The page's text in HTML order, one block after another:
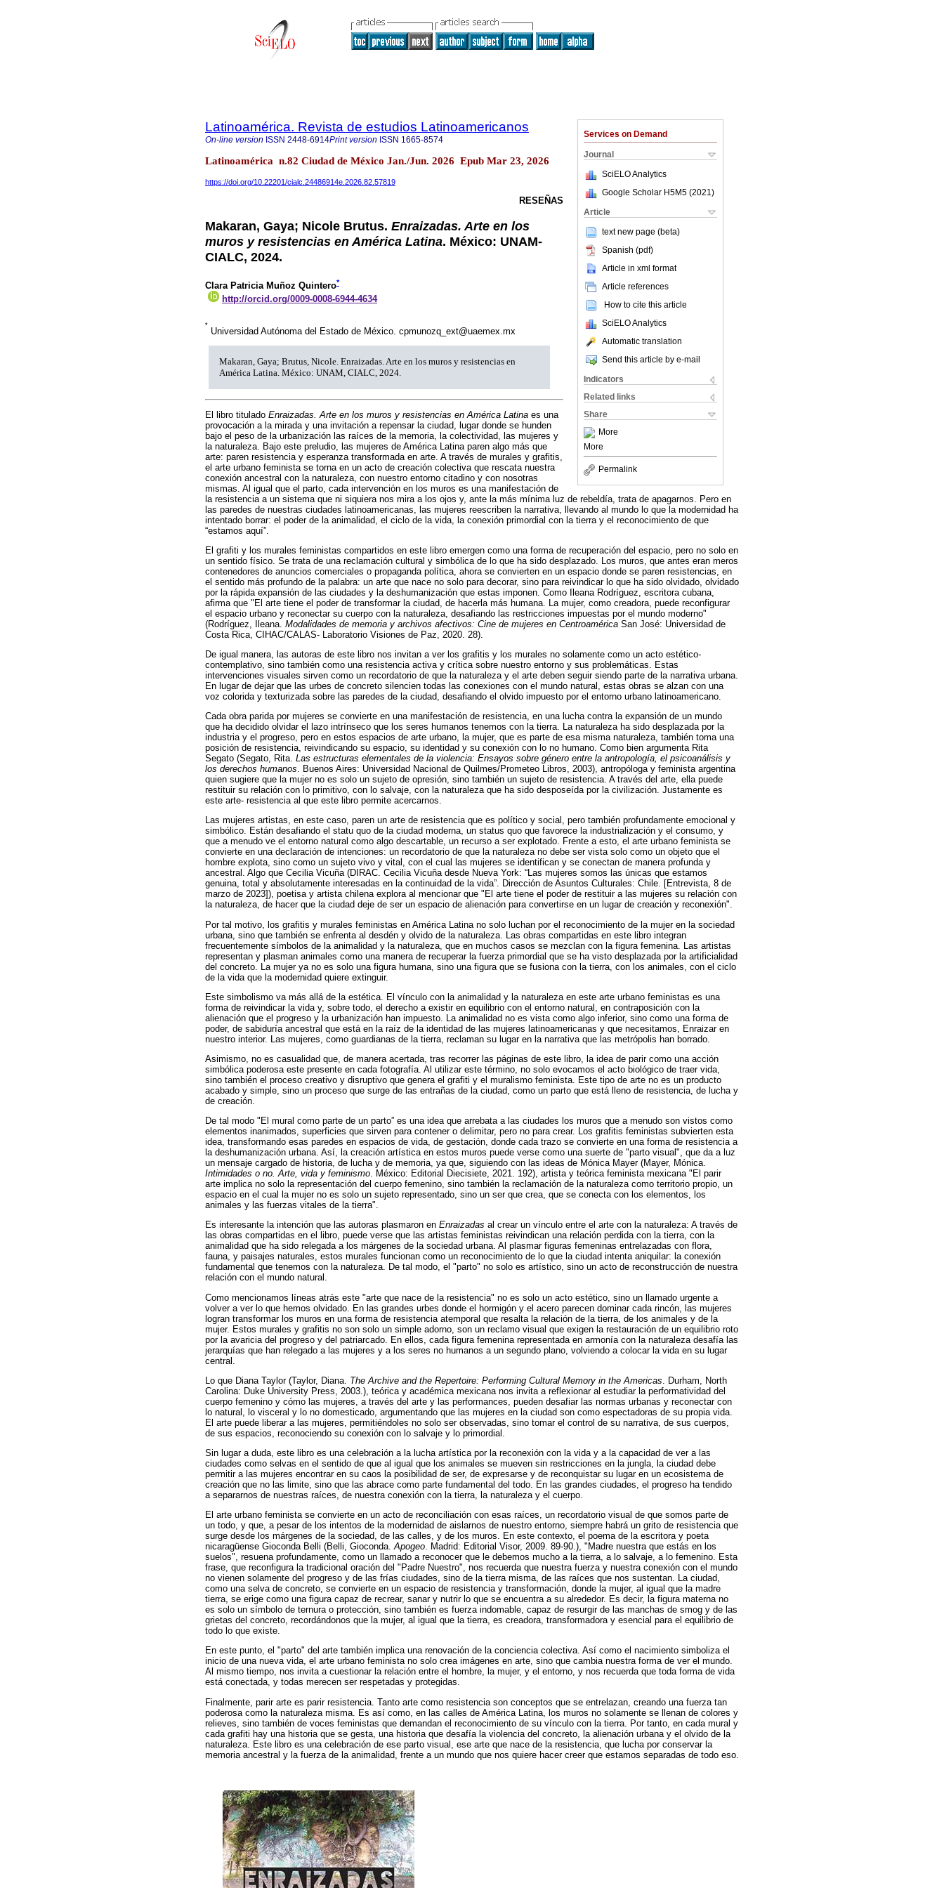
Services on Demand
Journal
SciELO Analytics
Google Scholar H5M5 (2021 )
Article
text new page (beta)
Spanish (pdf)
Article in xml format
Article references
How to cite this article
SciELO Analytics
Automatic translation
Send this article by e-mail
Indicators
Related links
Share
More
More
Permalink
Latinoamérica. Revista de estudios Latinoamericanos
On-line version ISSN 2448-6914Print version ISSN 1665-8574
Latinoamérica n.82 Ciudad de México Jan./Jun. 2026 Epub Mar 23, 2026
https://doi.org/10.22201/cialc.24486914e.2026.82.57819
RESEÑAS
Makaran, Gaya; Nicole Brutus. Enraizadas. Arte en los
muros y resistencias en América Latina. México: UNAM-
CIALC, 2024.
Clara Patricia Muñoz Quintero*
http://orcid.org/0009-0008-6944-4634
*
Universidad Autónoma del Estado de México. cpmunozq_ext@uaemex.mx
Makaran, Gaya; Brutus, Nicole. Enraizadas. Arte en los muros y resistencias en
América Latina. México: UNAM, CIALC, 2024.
El libro titulado Enraizadas. Arte en los muros y resistencias en América Latina es una
provocación a la mirada y una invitación a repensar la ciudad, lugar donde se hunden
bajo el peso de la urbanización las raíces de la memoria, la colectividad, las mujeres y
la naturaleza. Bajo este preludio, las mujeres de América Latina paren algo más que
arte: paren resistencia y esperanza transformada en arte. A través de murales y grafitis,
el arte urbano feminista se torna en un acto de creación colectiva que rescata nuestra
conexión ancestral con la naturaleza, con nuestro entorno citadino y con nosotras
mismas. Al igual que el parto, cada intervención en los muros es una manifestación de
la resistencia a un sistema que ni siquiera nos mira a los ojos y, ante la más mínima luz de rebeldía, trata de apagarnos. Pero en
las paredes de nuestras ciudades latinoamericanas, las mujeres reescriben la narrativa, llevando al mundo lo que la modernidad ha
intentado borrar: el poder de la animalidad, el ciclo de la vida, la conexión primordial con la tierra y el reconocimiento de que
“estamos aquí”.
El grafiti y los murales feministas compartidos en este libro emergen como una forma de recuperación del espacio, pero no solo en
un sentido físico. Se trata de una reclamación cultural y simbólica de lo que ha sido desplazado. Los muros, que antes eran meros
contenedores de anuncios comerciales o propaganda política, ahora se convierten en un espacio donde se paren resistencias, en
el sentido más profundo de la palabra: un arte que nace no solo para decorar, sino para reivindicar lo que ha sido olvidado, olvidado
por la rápida expansión de las ciudades y la deshumanización que estas imponen. Como Ileana Rodríguez, escritora cubana,
afirma que "El arte tiene el poder de transformar la ciudad, de hacerla más humana. La mujer, como creadora, puede reconfigurar
el espacio urbano y reconectar su cuerpo con la naturaleza, desafiando las restricciones impuestas por el mundo moderno"
(Rodríguez, Ileana. Modalidades de memoria y archivos afectivos: Cine de mujeres en Centroamérica San José: Universidad de
Costa Rica, CIHAC/CALAS- Laboratorio Visiones de Paz, 2020. 28).
De igual manera, las autoras de este libro nos invitan a ver los grafitis y los murales no solamente como un acto estético-
contemplativo, sino también como una resistencia activa y crítica sobre nuestro entorno y sus problemáticas. Estas
intervenciones visuales sirven como un recordatorio de que la naturaleza y el arte deben seguir siendo parte de la narrativa urbana.
En lugar de dejar que las urbes de concreto silencien todas las conexiones con el mundo natural, estas obras se alzan con una
voz colorida y texturizada sobre las paredes de la ciudad, desafiando el olvido impuesto por el entorno urbano latinoamericano.
Cada obra parida por mujeres se convierte en una manifestación de resistencia, en una lucha contra la expansión de un mundo
que ha decidido olvidar el lazo intrínseco que los seres humanos tenemos con la tierra. La naturaleza ha sido desplazada por la
industria y el progreso, pero en estos espacios de arte urbano, la mujer, que es parte de esa misma naturaleza, también toma una
posición de resistencia, reivindicando su espacio, su identidad y su conexión con lo no humano. Como bien argumenta Rita
Segato (Segato, Rita. Las estructuras elementales de la violencia: Ensayos sobre género entre la antropología, el psicoanálisis y
los derechos humanos. Buenos Aires: Universidad Nacional de Quilmes/Prometeo Libros, 2003), antropóloga y feminista argentina
quien sugiere que la mujer no es solo un sujeto de opresión, sino también un sujeto de resistencia. A través del arte, ella puede
restituir su relación con lo primitivo, con lo salvaje, con la naturaleza que ha sido desposeída por la civilización. Justamente es
este arte- resistencia al que este libro permite acercarnos.
Las mujeres artistas, en este caso, paren un arte de resistencia que es político y social, pero también profundamente emocional y
simbólico. Están desafiando el statu quo de la ciudad moderna, un status quo que favorece la industrialización y el consumo, y
que a menudo ve el entorno natural como algo descartable, un recurso a ser explotado. Frente a esto, el arte urbano feminista se
convierte en una declaración de intenciones: un recordatorio de que la naturaleza no debe ser vista solo como un objeto que el
hombre explota, sino como un sujeto vivo y vital, con el cual las mujeres se identifican y se conectan de manera profunda y
ancestral. Algo que Cecilia Vicuña (DIRAC. Cecilia Vicuña desde Nueva York: “Las mujeres somos las únicas que estamos
genuina, total y absolutamente interesadas en la continuidad de la vida”. Dirección de Asuntos Culturales: Chile. [Entrevista, 8 de
marzo de 2023]), poetisa y artista chilena explora al mencionar que "El arte tiene el poder de restituir a las mujeres su relación con
la naturaleza, de hacer que la ciudad deje de ser un espacio de alienación para convertirse en un lugar de creación y reconexión".
Por tal motivo, los grafitis y murales feministas en América Latina no solo luchan por el reconocimiento de la mujer en la sociedad
urbana, sino que también se enfrenta al desdén y olvido de la naturaleza. Las obras compartidas en este libro integran
frecuentemente símbolos de la animalidad y la naturaleza, que en muchos casos se mezclan con la figura femenina. Las artistas
representan y plasman animales como una manera de recuperar la fuerza primordial que se ha visto desplazada por la artificialidad
del concreto. La mujer ya no es solo una figura humana, sino una figura que se fusiona con la tierra, con los animales, con el ciclo
de la vida que la modernidad quiere extinguir.
Este simbolismo va más allá de la estética. El vínculo con la animalidad y la naturaleza en este arte urbano feministas es una
forma de reivindicar la vida y, sobre todo, el derecho a existir en equilibrio con el entorno natural, en contraposición con la
alienación que el progreso y la urbanización han impuesto. La animalidad no es vista como algo inferior, sino como una forma de
poder, de sabiduría ancestral que está en la raíz de la identidad de las mujeres latinoamericanas y que necesitamos, Enraizar en
nuestro interior. Las mujeres, como guardianas de la tierra, reclaman su lugar en la narrativa que las metrópolis han borrado.
Asimismo, no es casualidad que, de manera acertada, tras recorrer las páginas de este libro, la idea de parir como una acción
simbólica poderosa este presente en cada fotografía. Al utilizar este término, no solo evocamos el acto biológico de traer vida,
sino también el proceso creativo y disruptivo que genera el grafiti y el muralismo feminista. Este tipo de arte no es un producto
acabado y simple, sino un proceso que surge de las entrañas de la ciudad, como un parto que está lleno de resistencia, de lucha y
de creación.
De tal modo "El mural como parte de un parto” es una idea que arrebata a las ciudades los muros que a menudo son vistos como
elementos inanimados, superficies que sirven para contener o delimitar, pero no para crear. Los grafitis feministas subvierten esta
idea, transformando esas paredes en espacios de vida, de gestación, donde cada trazo se convierte en una forma de resistencia a
la deshumanización urbana. Así, la creación artística en estos muros puede verse como una suerte de "parto visual", que da a luz
un mensaje cargado de historia, de lucha y de memoria, ya que, siguiendo con las ideas de Mónica Mayer (Mayer, Mónica.
Intimidades o no. Arte, vida y feminismo. México: Editorial Diecisiete, 2021. 192), artista y teórica feminista mexicana "El parir
arte implica no solo la representación del cuerpo femenino, sino también la reclamación de la naturaleza como territorio propio, un
espacio en el cual la mujer no es solo un sujeto representado, sino un ser que crea, que se conecta con los elementos, los
animales y las fuerzas vitales de la tierra".
Es interesante la intención que las autoras plasmaron en Enraizadas al crear un vínculo entre el arte con la naturaleza: A través de
las obras compartidas en el libro, puede verse que las artistas feministas reivindican una relación perdida con la tierra, con la
animalidad que ha sido relegada a los márgenes de la sociedad urbana. Al plasmar figuras femeninas entrelazadas con flora,
fauna, y paisajes naturales, estos murales funcionan como un reconocimiento de lo que la ciudad intenta aniquilar: la conexión
fundamental que tenemos con la naturaleza. De tal modo, el "parto" no solo es artístico, sino un acto de reconstrucción de nuestra
relación con el mundo natural.
Como mencionamos líneas atrás este "arte que nace de la resistencia" no es solo un acto estético, sino un llamado urgente a
volver a ver lo que hemos olvidado. En las grandes urbes donde el hormigón y el acero parecen dominar cada rincón, las mujeres
logran transformar los muros en una forma de resistencia atemporal que resalta la relación de la tierra, de los animales y de la
mujer. Estos murales y grafitis no son solo un simple adorno, son un reclamo visual que exigen la restauración de un equilibrio roto
por la avaricia del progreso y del patriarcado. En ellos, cada figura femenina representada en armonía con la naturaleza desafía las
jerarquías que han relegado a las mujeres y a los seres no humanos a un segundo plano, volviendo a colocar la vida en su lugar
central.
Lo que Diana Taylor (Taylor, Diana. The Archive and the Repertoire: Performing Cultural Memory in the Americas . Durham, North
Carolina: Duke University Press, 2003.), teórica y académica mexicana nos invita a reflexionar al estudiar la performatividad del
cuerpo femenino y cómo las mujeres, a través del arte y las performances, pueden desafiar las normas urbanas y reconectar con
lo natural, lo visceral y lo no domesticado, argumentando que las mujeres en la ciudad son como espectadoras de su propia vida.
El arte puede liberar a las mujeres, permitiéndoles no solo ser observadas, sino tomar el control de su narrativa, de sus cuerpos,
de sus espacios, reconociendo su conexión con lo salvaje y lo primordial.
Sin lugar a duda, este libro es una celebración a la lucha artística por la reconexión con la vida y a la capacidad de ver a las
ciudades como selvas en el sentido de que al igual que los animales se mueven sin restricciones en la jungla, la ciudad debe
permitir a las mujeres encontrar en su caos la posibilidad de ser, de expresarse y de reconquistar su lugar en un ecosistema de
creación que no las limite, sino que las abrace como parte fundamental del todo. En las grandes ciudades, el progreso ha tendido
a separarnos de nuestras raíces, de nuestra conexión con la tierra, la naturaleza y el cuerpo.
El arte urbano feminista se convierte en un acto de reconciliación con esas raíces, un recordatorio visual de que somos parte de
un todo, y que, a pesar de los intentos de la modernidad de aislarnos de nuestro entorno, siempre habrá un grito de resistencia que
surge desde los márgenes de la sociedad, de las calles, y de los muros. En este contexto, el poema de la escritora y poeta
nicaragüense Gioconda Belli (Belli, Gioconda.Apogeo. Madrid: Editorial Visor, 2009. 89-90.), "Madre nuestra que estás en los
suelos", resuena profundamente, como un llamado a reconocer que le debemos mucho a la tierra, a lo salvaje, a lo femenino. Esta
frase, que reconfigura la tradicional oración del "Padre Nuestro", nos recuerda que nuestra fuerza y nuestra conexión con el mundo
no vienen solamente del progreso y de las frías ciudades, sino de la tierra misma, de las raíces que nos sustentan. La ciudad,
como una selva de concreto, se convierte en un espacio de resistencia y transformación, donde la mujer, al igual que la madre
tierra, se erige como una figura capaz de recrear, sanar y nutrir lo que se encuentra a su alrededor. Es decir, la figura materna no
es solo un símbolo de ternura o protección, sino también es fuerza indomable, capaz de resurgir de las manchas de smog y de las
grietas del concreto, recordándonos que la mujer, al igual que la tierra, es creadora, transformadora y esencial para el equilibrio de
todo lo que existe.
En este punto, el "parto" del arte también implica una renovación de la conciencia colectiva. Así como el nacimiento simboliza el
inicio de una nueva vida, el arte urbano feminista no solo crea imágenes en arte, sino que cambia nuestra forma de ver el mundo.
Al mismo tiempo, nos invita a cuestionar la relación entre el hombre, la mujer, y el entorno, y nos recuerda que toda forma de vida
está conectada, y todas merecen ser respetadas y protegidas.
Finalmente, parir arte es parir resistencia. Tanto arte como resistencia son conceptos que se entrelazan, creando una fuerza tan
poderosa como la naturaleza misma. Es así como, en las calles de América Latina, los muros no solamente se llenan de colores y
relieves, sino también de voces feministas que demandan el reconocimiento de su vínculo con la tierra. Por tanto, en cada mural y
cada grafiti hay una historia que se gesta, una historia que desafía la violencia del concreto, la alienación urbana y el olvido de la
naturaleza. Este libro es una celebración de ese parto visual, ese arte que nace de la resistencia, que lucha por conservar la
memoria ancestral y la fuerza de la animalidad, frente a un mundo que nos quiere hacer creer que estamos separadas de todo eso.